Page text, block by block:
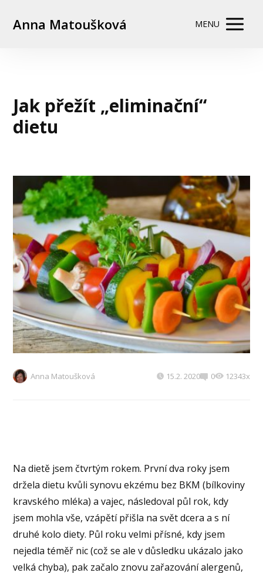
Anna Matoušková MENU
Jak přežít „eliminační“
dietu
Anna Matoušková 15.2. 2020 0 12343x
Na dietě jsem čtvrtým rokem. První dva roky jsem
držela dietu kvůli synovu ekzému bez BKM (bílkoviny
kravského mléka) a vajec, následoval půl rok, kdy
jsem mohla vše, vzápětí přišla na svět dcera a s ní
druhé kolo diety. Půl roku velmi přísné, kdy jsem
nejedla téměř nic (což se ale v důsledku ukázalo jako
velká chyba), pak začalo znovu zařazování alergenů,